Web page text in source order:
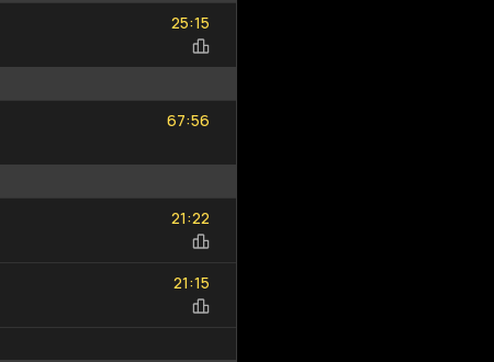
25
25:
15
15
67
67:
56
56
21
21:
22
22
21:15